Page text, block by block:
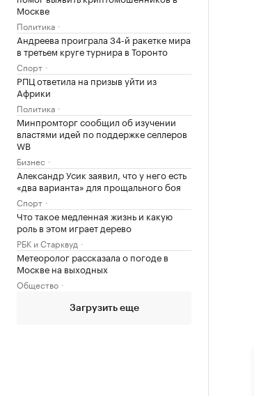
Москве
Политика
Андреева проиграла 34-й ракетке мира
в третьем круге турнира в Торонто
Спорт
РПЦ ответила на призыв уйти из
Африки
Политика
Минпромторг сообщил об изучении
властями идей по поддержке селлеров
WB
Бизнес
Александр Усик заявил, что у него есть
«два варианта» для прощального боя
Спорт
Что такое медленная жизнь и какую
роль в этом играет дерево
РБК и Старквуд
Метеоролог рассказала о погоде в
Москве на выходных
Общество
Загрузить еще